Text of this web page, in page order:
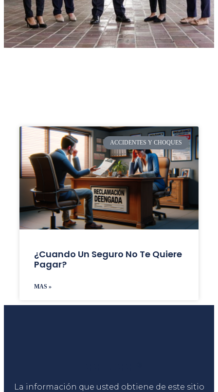
ACCIDENTES Y CHOQUES
¿Cuando Un Seguro No Te Quiere
Pagar?
MAS »
La información que usted obtiene de este sitio